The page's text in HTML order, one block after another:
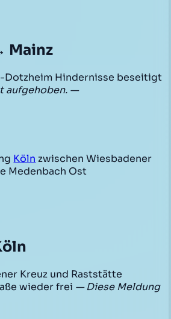
Mainz
Dotzheim Hindernisse beseitigt
aufgehoben. —
Köln zwischen Wiesbadener
Medenbach Ost
Kreuz und Raststätte
wieder frei — Diese Meldung